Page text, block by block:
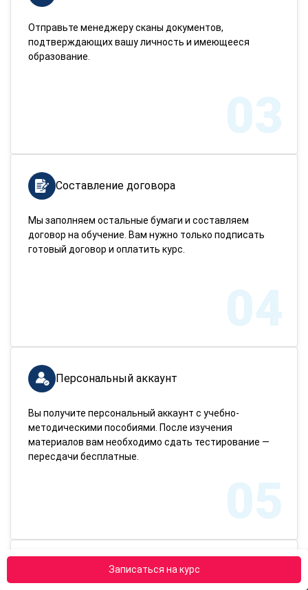
Записаться на курс
Отправьте менеджеру сканы документов,
подтверждающих вашу личность и имеющееся
образование.
03
Составление договора
Мы заполняем остальные бумаги и составляем
договор на обучение. Вам нужно только подписать
готовый договор и оплатить курс.
04
Персональный аккаунт
Вы получите персональный аккаунт с учебно-
методическими пособиями. После изучения
материалов вам необходимо сдать тестирование —
пересдачи бесплатные.
05
Завершение обучения